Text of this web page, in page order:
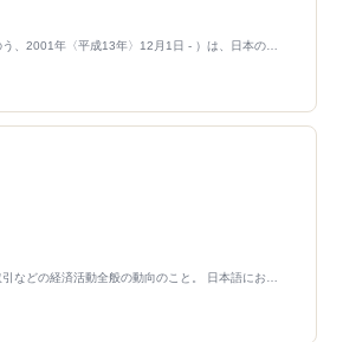
、2001年〈平成13年〉12月1日 - ）は、日本の…
などの経済活動全般の動向のこと。 日本語にお…